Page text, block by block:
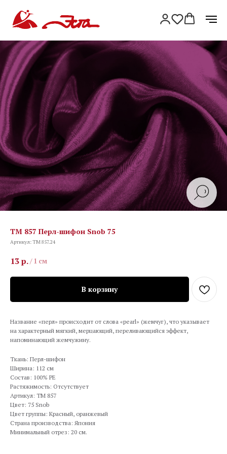
TM 857 Перл-шифон Snob 75
Артикул:TM 857.24
13р./ 1 см
В корзину
Название «перл» происходит от слова «pearl» (жемчуг), что указывает
на характерный мягкий, мерцающий, переливающийся эффект,
напоминающий жемчужину.
Ткань: Перл-шифон
Ширина: 112 см
Состав: 100% PE
Растяжимость: Отсутствует
Артикул: TM 857
Цвет: 75 Snob
Цвет группы: Красный, оранжевый
Страна производства: Япония
Минимальный отрез: 20 см.